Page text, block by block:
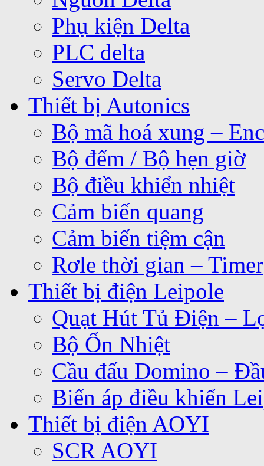
Phụ kiện Delta
PLC delta
Servo Delta
Thiết bị Autonics
Bộ mã hoá xung –
Bộ đếm / Bộ hẹn giờ
Bộ điều khiển nhiệt
Cảm biến quang
Cảm biến tiệm cận
Rơle thời gian – Timer
Thiết bị điện Leipole
Quạt Hút Tủ Điện –
Bộ Ổn Nhiệt
Cầu đấu Domino –
Biến áp điều khiển
Thiết bị điện AOYI
SCR AOYI